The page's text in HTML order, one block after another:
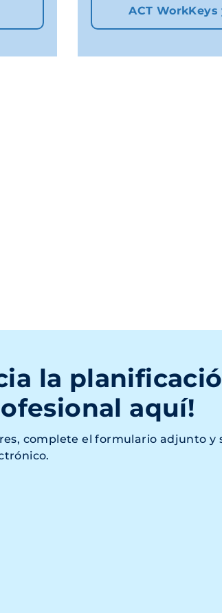
ACT
la
aquí!
complete el formulario adjunto y